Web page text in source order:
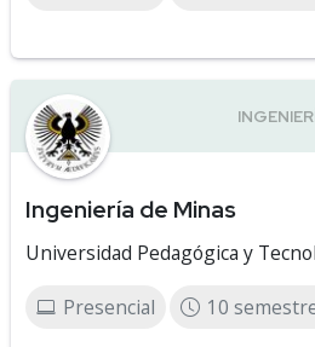
Ingeniería de Minas
Universidad Pedagógica y
Presencial 10